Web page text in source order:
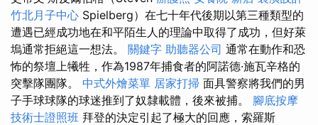
竹北月子中心 Spielberg）在七十年代後期以第三種類型的
遭遇已經成功地在和平陌生人的理論中取得了成功，但好萊
塢通常拒絕這一想法。 關鍵字 助聽器公司 通常在動作和恐
怖的祭壇上犧牲，作為1987年捕食者的阿諾德·施瓦辛格的
突擊隊團隊。 中式外燴菜單 居家打掃 面具警察將我們的男
子手球球隊的球迷推到了奴隸載體，後來被捕。 腳底按摩
技術士證照班 拜登的決定引起了極大的回應，索羅斯